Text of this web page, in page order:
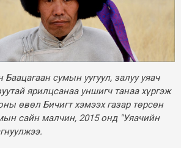
сумын уугуул, залуу уяач
ярилцсанаа уншигч танаа хүргэж
өвөл Бичигт хэмээх газар төрсөн
сайн малчин, 2015 онд "Уяачийн